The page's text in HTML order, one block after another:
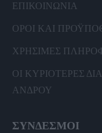
ΕΠΙΚΟΙΝΩΝΙΑ
ΟΡΟΙ ΚΑΙ
ΧΡΗΣΙΜΕΣ
ΟΙ ΚΥΡΙΟΤΕΡΕΣ
ΑΝΔΡΟΥ
ΣΥΝΔΕΣΜΟΙ